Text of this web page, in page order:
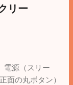
に調べてみ
Picasa ウェブ
ムが結構良く
やすいように
ので、Picasa
んな同期をして
こちら 。
リー
電源（スリー
面の丸ボタン）